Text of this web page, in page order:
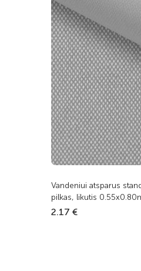
Vandeniui atsparus
pilkas, likutis
2.17 €